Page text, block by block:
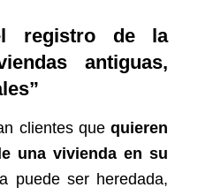
registro de la
antiguas,
clientes quequieren
una vivienda en su
puede ser heredada,